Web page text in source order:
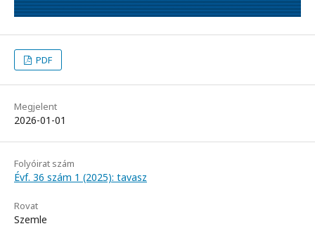
PDF
Megjelent
2026-01-01
Folyóirat szám
Évf. 36 szám 1 (2025): tavasz
Rovat
Szemle